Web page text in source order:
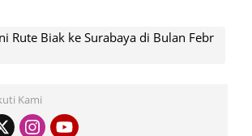
Rute Biak ke Surabaya di Bulan Febr
Kami